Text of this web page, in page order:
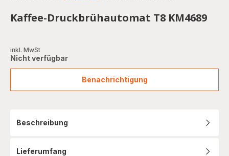
Kaffee-Druckbrühautomat T8 KM4689
inkl. MwSt
Nicht verfügbar
Benachrichtigung
Kaffee-
Druckbrühautomat
Beschreibung
Lieferumfang